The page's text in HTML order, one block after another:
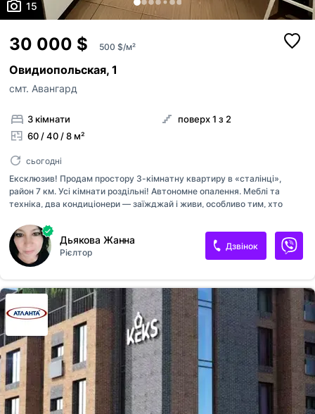
15
30 000 $ 500 $/м²
Овидиопольская, 1
смт. Авангард
3 кімнати
60 / 40 / 8 м²
поверх 1 з 2
сьогодні
Ексклюзив! Продам простору 3-кімнатну квартиру в «сталінці»,
район 7 км. Усі кімнати роздільні! Автономне опалення. Меблі та
техніка, два кондиціонери — заїжджай і живи, особливо тим, хто
затишний двір, альтанка для відпочинку.
Дьякова Жанна
Рієлтор
Дзвінок